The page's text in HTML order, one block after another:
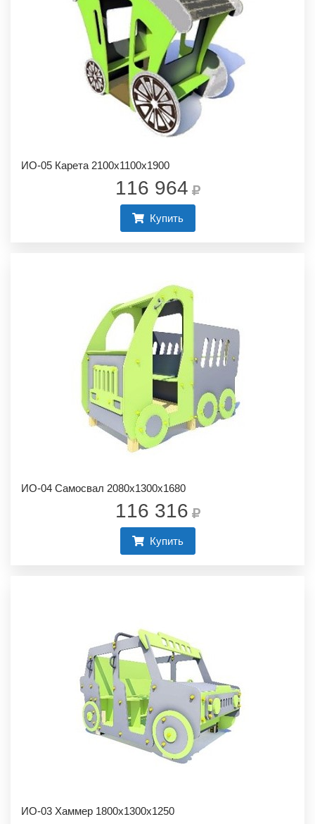
ИО-05 Карета 2100х1100х1900
116 964
Купить
ИО-04 Самосвал 2080х1300х1680
116 316
Купить
ИО-03 Хаммер 1800х1300х1250